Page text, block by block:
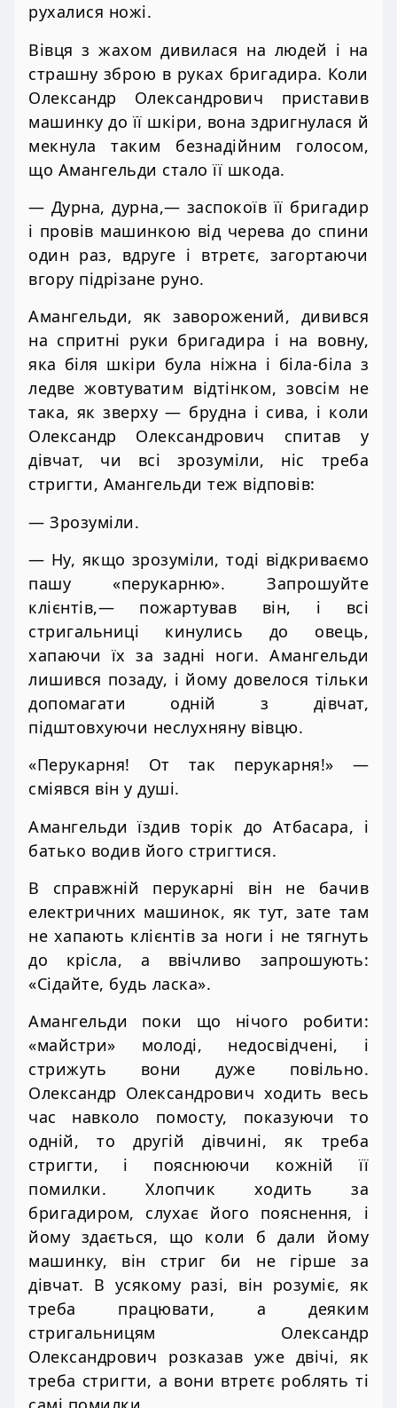
рухалися ножі.
Вівця з жахом дивилася на людей і на
страшну зброю в руках бригадира. Коли
Олександр Олександрович приставив
машинку до її шкіри, вона здригнулася й
мекнула таким безнадійним голосом,
що Амангельди стало її шкода.
— Дурна, дурна,— заспокоїв її бригадир
і провів машинкою від черева до спини
один раз, вдруге і втретє, загортаючи
вгору підрізане руно.
Амангельди, як заворожений, дивився
на спритні руки бригадира і на вовну,
яка біля шкіри була ніжна і біла-біла з
ледве жовтуватим відтінком, зовсім не
така, як зверху — брудна і сива, і коли
Олександр Олександрович спитав у
дівчат, чи всі зрозуміли, ніс треба
стригти, Амангельди теж відповів:
— Зрозуміли.
— Ну, якщо зрозуміли, тоді відкриваємо
пашу «перукарню». Запрошуйте
клієнтів,— пожартував він, і всі
стригальниці кинулись до овець,
хапаючи їх за задні ноги. Амангельди
лишився позаду, і йому довелося тільки
допомагати одній з дівчат,
підштовхуючи неслухняну вівцю.
«Перукарня! От так перукарня!» —
сміявся він у душі.
Амангельди їздив торік до Атбасара, і
батько водив його стригтися.
В справжній перукарні він не бачив
електричних машинок, як тут, зате там
не хапають клієнтів за ноги і не тягнуть
до крісла, а ввічливо запрошують:
«Сідайте, будь ласка».
Амангельди поки що нічого робити:
«майстри» молоді, недосвідчені, і
стрижуть вони дуже повільно.
Олександр Олександрович ходить весь
час навколо помосту, показуючи то
одній, то другій дівчині, як треба
стригти, і пояснюючи кожній її
помилки. Хлопчик ходить за
бригадиром, слухає його пояснення, і
йому здається, що коли б дали йому
машинку, він стриг би не гірше за
дівчат. В усякому разі, він розуміє, як
треба працювати, а деяким
стригальницям Олександр
Олександрович розказав уже двічі, як
треба стригти, а вони втретє роблять ті